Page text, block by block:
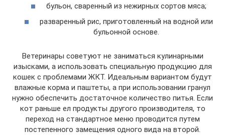
бульон, сваренный из нежирных сортов мяса;
разваренный рис, приготовленный на водной или
бульонной основе.
Ветеринары советуют не заниматься кулинарными
изысками, а использовать специальную продукцию для
кошек с проблемами ЖКТ. Идеальным вариантом будут
влажные корма и паштеты, а при использовании гранул
нужно обеспечить достаточное количество питья. Если
кот раньше ел продукты другого производителя, то
переход на стандартное меню проводится путем
постепенного замещения одного вида на второй.